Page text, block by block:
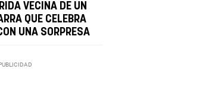
VECINA DE UN
QUE CELEBRA
UNA SORPRESA